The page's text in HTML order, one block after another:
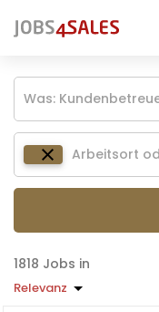
Jobs in
Relevanz